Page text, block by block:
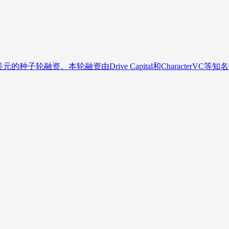
的种子轮融资。本轮融资由Drive Capital和CharacterVC等知名